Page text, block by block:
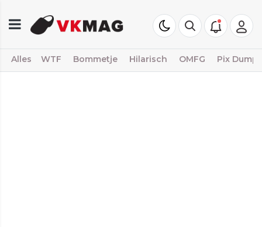
Alles WTF Bommetje Hilarisch OMFG Pix Dump